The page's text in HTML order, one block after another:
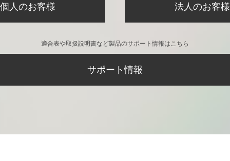
個人のお客様 法人のお客様
適合表や取扱説明書など製品のサポート情報はこちら
サポート情報